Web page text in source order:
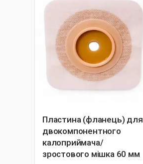
Пластина (фланець) для
двокомпонентного
калоприймача/
зростового мішка 60 мм